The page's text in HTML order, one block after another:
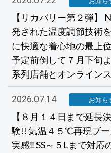
【リカバリー第２弾】
発された温度調節技術
に快適な着心地の最上
予定前倒して７月下旬
系列店舗とオンライン
2026.07.14 お知ら
【８月１４日まで延長
験!! 気温４５℃再現ブ
実感‼ SS～５Lまで対応